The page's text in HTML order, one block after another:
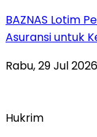
BAZNAS Lotim
Asuransi untuk
Rabu, 29 Jul
Hukrim